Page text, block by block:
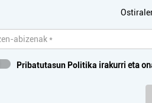
Pribatutasun Politika irakurri eta